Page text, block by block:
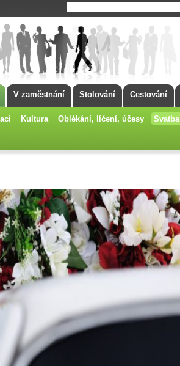
V zaměstnání Stolování Cestování
Kultura Oblékání, líčení, účesy Svatba